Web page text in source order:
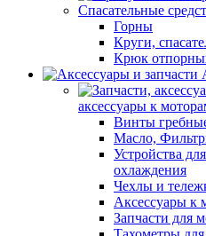
Спасательные
Горны
Круги,
Крюк
аксессуары к
Винты
Масло,
Устройства
охлаждения
Чехлы и
Аксессуары к
Запчасти для